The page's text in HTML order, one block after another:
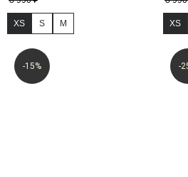
XS S M XS
-15% -